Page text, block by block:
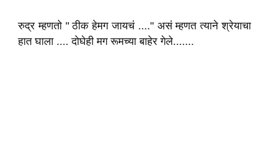
रुद्र म्हणतो " ठीक हेमग जायचं ...." असं म्हणत त्याने श्रेयाचा
हात घाला .... दोघेही मग रूमच्या बाहेर गेले.......